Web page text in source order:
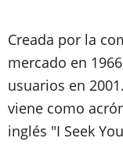
Creada por la
mercado en
usuarios en
viene como
inglés "I Seek